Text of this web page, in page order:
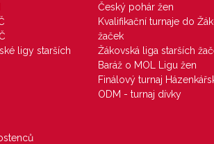
ligy starších
Český pohár žen
Kvalifikační turnaje do
žaček
Žákovská liga starších
Baráž o MOL Ligu žen
Finálový turnaj
ODM - turnaj dívky